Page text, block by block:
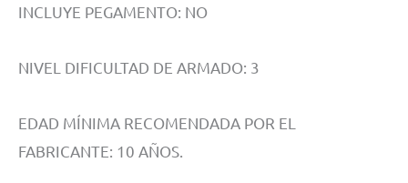
INCLUYE PEGAMENTO: NO
NIVEL DIFICULTAD DE ARMADO: 3
EDAD MÍNIMA RECOMENDADA POR EL
FABRICANTE: 10 AÑOS.